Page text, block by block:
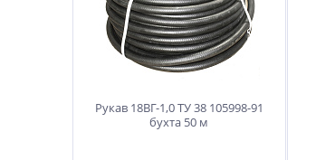
Рукав 18ВГ-1,0 ТУ 38 105998-91
бухта 50 м